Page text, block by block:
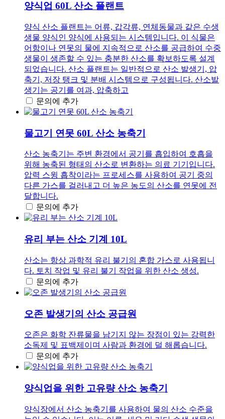
양식업 60L 산소 플랜트
양식 산소 플랜트는 어류, 갑각류, 연체동물과 같은 수생
생물 양식인 양식에 사용되는 시스템입니다. 이 식물은
어항이나 연못의 물에 지속적으로 산소를 공급하여 수중
생물이 생존할 수 있는 충분한 산소를 확보하도록 설계
되었습니다. 산소 플랜트는 일반적으로 산소 발생기, 압
축기, 저장 탱크 및 분배 시스템으로 구성됩니다. 산소발
생기는 공기를 여과, 압축하고
문의에 추가
물고기 연못 60L 산소 농축기
산소 농축기는 주변 환경에서 공기를 흡입하여 호흡을
위해 농축된 형태의 산소로 변환하는 의료 기기입니다.
압력 스윙 흡착이라는 프로세스를 사용하여 공기 중의
다른 가스를 걸러내고 더 높은 농도의 산소를 연못에 전
달합니다.
문의에 추가
유리 부는 산소 기계 10L
산소는 항상 과학적 유리 불기의 혼합 가스로 사용됩니
다. 토치 작업 및 유리 불기 작업을 위한 산소 생성.
문의에 추가
오존 발생기의 산소 공급원
오존은 화학 잔류물을 남기지 않는 장점이 있는 강력한
소독제 및 표백제이며 사람과 환경에 덜 해롭습니다.
문의에 추가
양식업을 위한 고유량 산소 농축기
양식장에서 산소 농축기를 사용하여 물의 산소 수준을